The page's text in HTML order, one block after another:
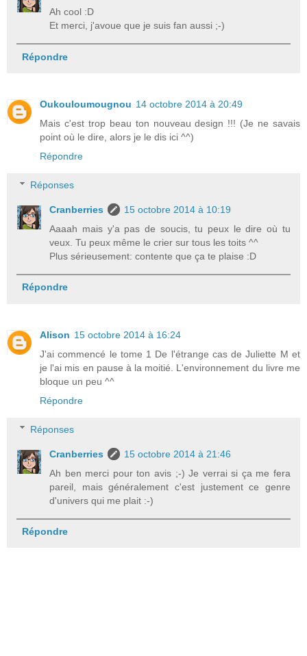
Ah cool :D
Et merci, j'avoue que je suis fan aussi ;-)
Répondre
Oukouloumougnou 14 octobre 2014 à 20:49
Mais c'est trop beau ton nouveau design !!! (Je ne savais
point où le dire, alors je le dis ici ^^)
Répondre
Réponses
Cranberries
15 octobre 2014 à 10:19
Aaaah mais y'a pas de soucis, tu peux le dire où tu
veux. Tu peux même le crier sur tous les toits ^^
Plus sérieusement: contente que ça te plaise :D
Répondre
Alison 15 octobre 2014 à 16:24
J'ai commencé le tome 1 De l'étrange cas de Juliette M et
je l'ai mis en pause à la moitié. L'environnement du livre me
bloque un peu ^^
Répondre
Réponses
Cranberries
15 octobre 2014 à 21:46
Ah ben merci pour ton avis ;-) Je verrai si ça me fera
pareil, mais généralement c'est justement ce genre
d'univers qui me plait :-)
Répondre